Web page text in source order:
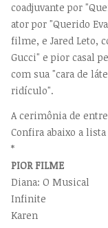
coadjuvante por
ator por "Querido
filme, e Jared Leto,
Gucci" e pior casal
com sua "cara de
ridículo".
A cerimônia de
Confira abaixo a
*
PIOR FILME
Diana: O Musical
Infinite
Karen